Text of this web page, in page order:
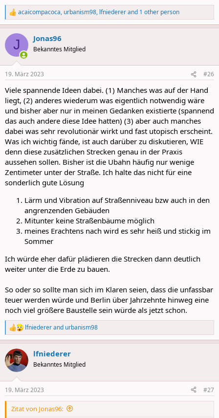
R
e
a
c
i
s
acaicompacoca, urbanism98, lfniedererand 1 other person
J Jonas96
Bekanntes Mitglied
19. März 2023 #26
Viele spannende Ideen dabei. (1) Manches was auf der Hand
liegt, (2) anderes wiederum was eigentlich notwendig wäre
und bisher aber nur in meinen Gedanken existierte (spannend
das auch andere diese Idee hatten) (3) aber auch manches
dabei was sehr revolutionär wirkt und fast utopisch erscheint.
Was ich wichtig fände, ist auch darüber zu diskutieren, WIE
denn diese zusätzlichen Strecken genau in der Praxis
aussehen sollen. Bisher ist die Ubahn häufig nur wenige
Zentimeter unter der Straße. Ich halte das nicht für eine
sonderlich gute Lösung
Lärm und Vibration auf Straßenniveau bzw auch in den
angrenzenden Gebäuden
Mitunter keine Straßenbäume möglich
meines Erachtens nach wird es sehr heiß und stickig im
Sommer
Ich würde eher dafür plädieren die Strecken dann deutlich
weiter unter die Erde zu bauen.
So oder so sollte man sich im Klaren seien, dass die unfassbar
teuer werden würde und Berlin über Jahrzehnte hinweg eine
noch viel größere Baustelle sein würde als jetzt schon.
R
e
a
c
t
i
s
:
lfniedererand urbanism98
lfniederer
Bekanntes Mitglied
19. März 2023 #27
Zitat von Jonas96: